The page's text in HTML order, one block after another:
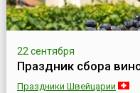
22 сентября
Праздник сбора
Праздники Швейцарии